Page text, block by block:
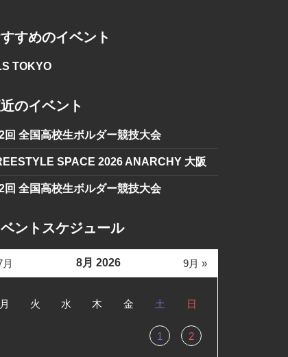
すめのイベント
TOKYO
のイベント
回 全国高校生ボルダー競技大会
SPACE 2026 ANARCHY 大阪
回 全国高校生ボルダー競技大会
ントスケジュール
8月 2026
月 火 水 木 金 土 日
1 2
9月 »